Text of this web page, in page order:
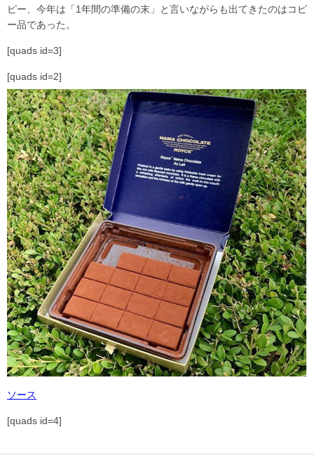
ピー、今年は「1年間の準備の末」と言いながらも出てきたのはコピ
ー品であった。
[quads id=3]
[quads id=2]
ソース
[quads id=4]